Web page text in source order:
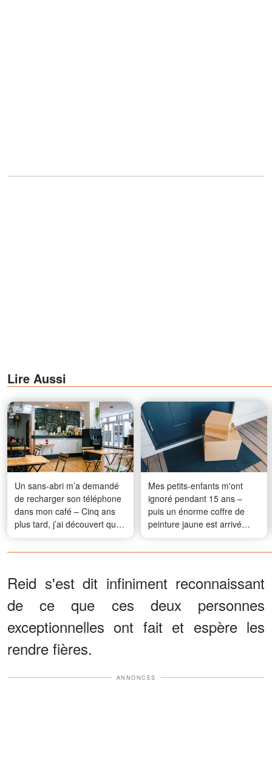
Lire Aussi
Un sans-abri m’a demandé
de recharger son téléphone
dans mon café – Cinq ans
plus tard, j’ai découvert que
j’avais changé sa vie
Mes petits-enfants m'ont
ignoré pendant 15 ans –
puis un énorme coffre de
peinture jaune est arrivé
avant que je ne fasse part
de mes dernières volontés
Reid s'est dit infiniment reconnaissant
de ce que ces deux personnes
exceptionnelles ont fait et espère les
rendre fières.
ANNONCES